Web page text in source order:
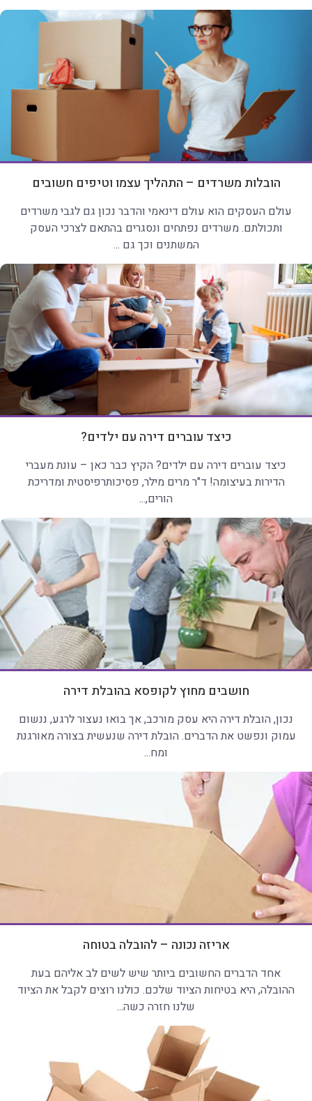
הובלות משרדים – התהליך עצמו וטיפים חשובים
עולם העסקים הוא עולם דינאמי והדבר נכון גם לגבי משרדים
ותכולתם. משרדים נפתחים ונסגרים בהתאם לצרכי העסק
המשתנים וכך גם ...
כיצד עוברים דירה עם ילדים?
כיצד עוברים דירה עם ילדים? הקיץ כבר כאן – עונת מעברי
הדירות בעיצומה! ד"ר מרים מילר, פסיכותרפיסטית ומדריכת
הורים,...
חושבים מחוץ לקופסא בהובלת דירה
נכון, הובלת דירה היא עסק מורכב, אך בואו נעצור לרגע, ננשום
עמוק ונפשט את הדברים. הובלת דירה שנעשית בצורה מאורגנת
ומח...
אריזה נכונה – להובלה בטוחה
אחד הדברים החשובים ביותר שיש לשים לב אליהם בעת
ההובלה, היא בטיחות הציוד שלכם. כולנו רוצים לקבל את הציוד
שלנו חזרה כשה...